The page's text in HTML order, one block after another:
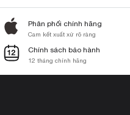
Phân phối chính hãng
Cam kết xuất xứ rõ ràng
Chính sách bảo hành
12 tháng chính hãng